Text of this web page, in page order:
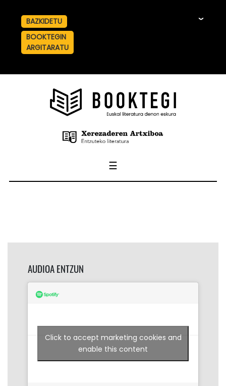
BAZKIDETU
BOOKTEGIN
ARGITARATU
☰
AUDIOA ENTZUN
Click to accept marketing cookies and
enable this content